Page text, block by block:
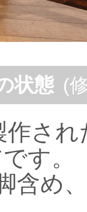
状態 (
作さ
す。
含め